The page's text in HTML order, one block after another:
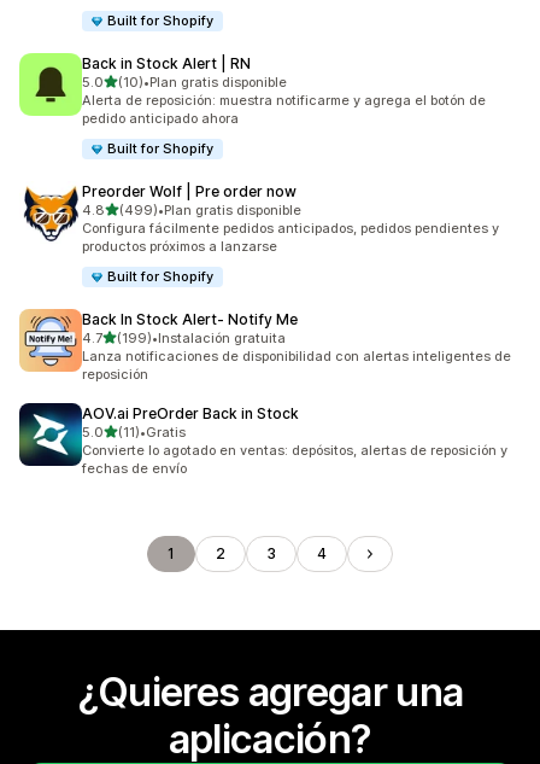
Built for Shopify
Back in Stock Alert | RN
5.0de 5 estrellas
(10)
10 reseñas en total
•Plan gratis disponible
Alerta de reposición: muestra notificarme y agrega el botón de
pedido anticipado ahora
Built for Shopify
Preorder Wolf | Pre order now
4.8de 5 estrellas
(499)
499 reseñas en total
•Plan gratis disponible
Configura fácilmente pedidos anticipados, pedidos pendientes y
productos próximos a lanzarse
Built for Shopify
Back In Stock Alert‑ Notify Me
4.7de 5 estrellas
(199)
199 reseñas en total
•Instalación gratuita
Lanza notificaciones de disponibilidad con alertas inteligentes de
reposición
AOV.ai PreOrder Back in Stock
5.0de 5 estrellas
(11)
11 reseñas en total
•Gratis
Convierte lo agotado en ventas: depósitos, alertas de reposición y
fechas de envío
1 2 3 4
¿Quieres agregar una
aplicación?